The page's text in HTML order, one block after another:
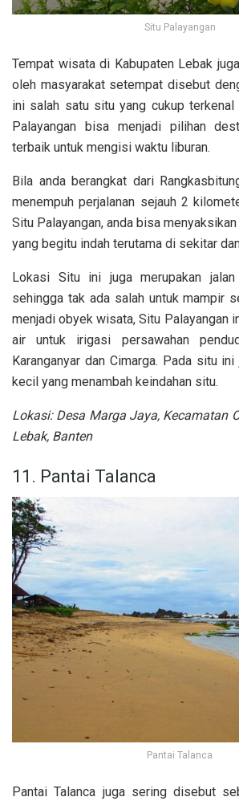
Situ Palayangan
Tempat wisata di Kabupaten Lebak
oleh masyarakat setempat disebut
ini salah satu situ yang cukup
Palayangan bisa menjadi pilihan
terbaik untuk mengisi waktu liburan.
Bila anda berangkat dari
menempuh perjalanan sejauh 2
Situ Palayangan, anda bisa
yang begitu indah terutama di sekitar
Lokasi Situ ini juga merupakan
sehingga tak ada salah untuk mampir
menjadi obyek wisata, Situ Palayangan
air untuk irigasi persawahan
Karanganyar dan Cimarga. Pada situ
kecil yang menambah keindahan situ.
Lokasi: Desa Marga Jaya, Kecamatan
Lebak, Banten
11. Pantai Talanca
Pantai Talanca
Pantai Talanca juga sering disebut